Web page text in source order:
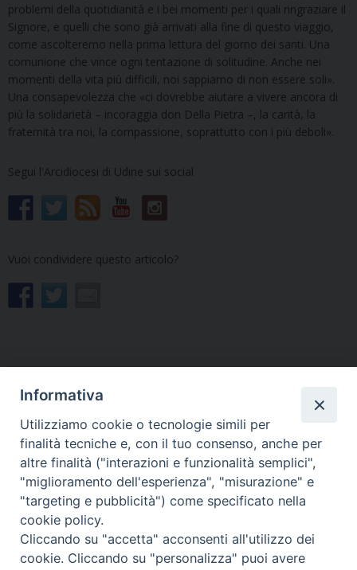
problemi della quotidianità e i bei momenti per i quali ringraziare il
Signore, e quelli che sono già arrivati alla fine di questo viaggio,
come ascolteremo nella prima lettura del giorno dei santi. Una
comunione che vince ogni tentazione di solitudine. Anche nei
momenti della vita più difficili, noi sappiamo di non essere soli».
Una consapevolezza che «ci dovrebbe aiutare a vivere ancora di
più la solidarietà – incoraggia don Della Pietra –, la carità, la
fraternità tra noi, la compassione, soprattutto con i più deboli».
Segui l'Arcidiocesi di Udine sui social
Vuoi condividere questo articolo?
Ecco le schede bibliche che
accompagnano il nuovo
Anno pastorale
Formazione del Clero. Al via
il ciclo di approfondimento
sui temi della Pastorale
giovanile
Copyright © Arcidiocesi di Udine 2018
Informativa
Utilizziamo cookie o tecnologie simili per
finalità tecniche e, con il tuo consenso, anche per
altre finalità ("interazioni e funzionalità semplici",
"miglioramento dell'esperienza", "misurazione" e
"targeting e pubblicità") come specificato nella
cookie policy.
Cliccando su "accetta" acconsenti all'utilizzo dei
cookie. Cliccando su "personalizza" puoi avere